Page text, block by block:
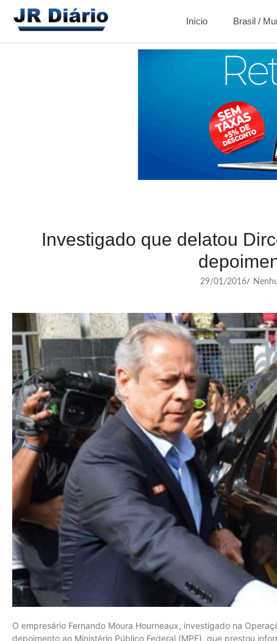
Início Brasil /
Investigado que delatou
29/01/2016/
O empresário Fernando Moura Hourneaux, investigado na
depoimento ao Ministério Público Federal (MPF), que prestou